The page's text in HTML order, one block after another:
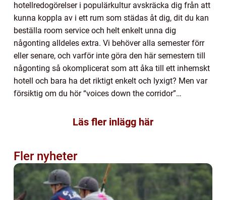
hotellredogörelser i populärkultur avskräcka dig från att
kunna koppla av i ett rum som städas åt dig, dit du kan
beställa room service och helt enkelt unna dig
någonting alldeles extra. Vi behöver alla semester förr
eller senare, och varför inte göra den här semestern till
någonting så okomplicerat som att åka till ett inhemskt
hotell och bara ha det riktigt enkelt och lyxigt? Men var
försiktig om du hör “voices down the corridor”…
Läs fler inlägg här
Fler nyheter